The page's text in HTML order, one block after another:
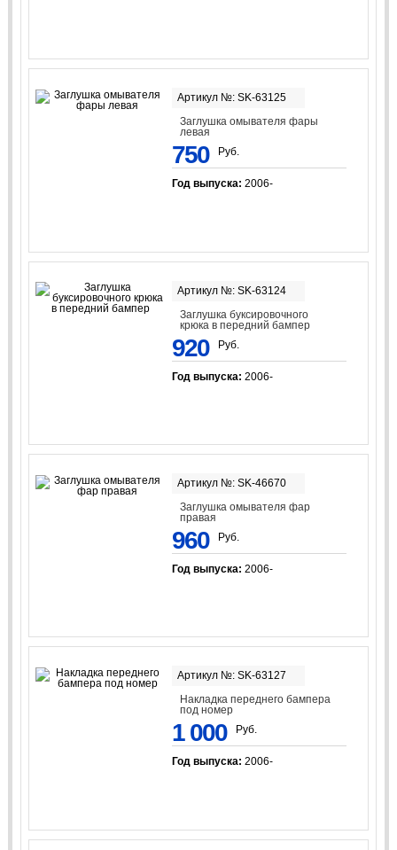
Артикул №: SK-63125
Заглушка омывателя фары
левая
750 Руб.
Год выпуска: 2006-
Артикул №: SK-63124
Заглушка буксировочного
крюка в передний бампер
920 Руб.
Год выпуска: 2006-
Артикул №: SK-46670
Заглушка омывателя фар
правая
960 Руб.
Год выпуска: 2006-
Артикул №: SK-63127
Накладка переднего бампера
под номер
1 000 Руб.
Год выпуска: 2006-